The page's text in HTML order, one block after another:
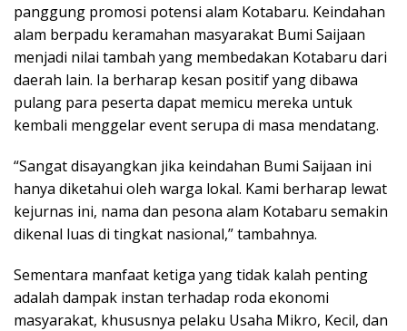
panggung promosi potensi alam Kotabaru. Keindahan
alam berpadu keramahan masyarakat Bumi Saijaan
menjadi nilai tambah yang membedakan Kotabaru dari
daerah lain. Ia berharap kesan positif yang dibawa
pulang para peserta dapat memicu mereka untuk
kembali menggelar event serupa di masa mendatang.
“Sangat disayangkan jika keindahan Bumi Saijaan ini
hanya diketahui oleh warga lokal. Kami berharap lewat
kejurnas ini, nama dan pesona alam Kotabaru semakin
dikenal luas di tingkat nasional,” tambahnya.
Sementara manfaat ketiga yang tidak kalah penting
adalah dampak instan terhadap roda ekonomi
masyarakat, khususnya pelaku Usaha Mikro, Kecil, dan